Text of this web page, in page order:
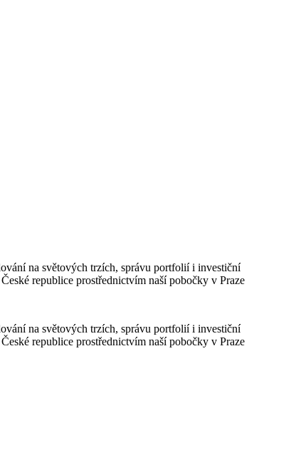
na světových trzích, správu portfolií i investiční
republice prostřednictvím naší pobočky v Praze
na světových trzích, správu portfolií i investiční
republice prostřednictvím naší pobočky v Praze